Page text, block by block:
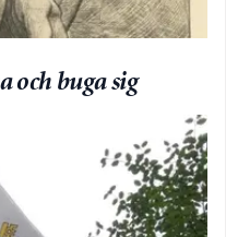
och buga sig